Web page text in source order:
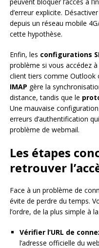
d’erreur explicite.
depuis un réseau mobile
cette hypothèse.
Enfin, les configurations
problème si vous accédez
client tiers comme Outlook
IMAP gère la
distance, tandis que le
Une mauvaise configuration
erreurs d’authentification
problème de webmail.
Les étapes
retrouver
Face à un problème de
évite de perdre du temps.
l’ordre, de la plus simple à
Vérifier l’URL de
l’adresse officielle du